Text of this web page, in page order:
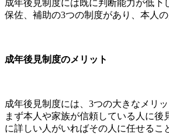
成年後見制度には既に判断能力が低下
保佐、補助の3つの制度があり、本人
成年後見制度のメリット
成年後見制度には、3つの大きなメリッ
まず本人や家族が信頼している人に
に詳しい人がいればその人に任せる